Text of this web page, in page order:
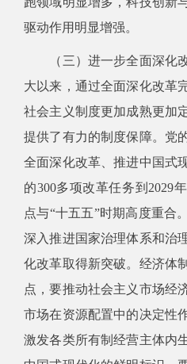
驱动作用明显增强。
（三）进一步全面深化
大以来，通过全面深化改革
社会主义制度更加成熟更加
提供了有力的制度保障。党
全面深化改革、推进中国式
的300多项改革任务到2029
点与“十五五”时期高度重合
深入推进国家治理体系和治
化改革取得新突破。经济体
点，要推动社会主义市场经
市场在资源配置中的决定性
激发各类所有制经营主体内